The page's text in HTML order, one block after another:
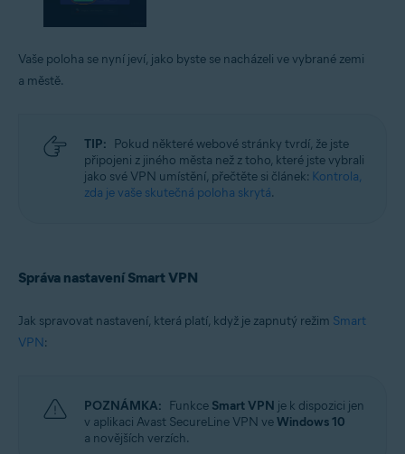
Vaše poloha se nyní jeví, jako byste se nacházeli ve vybrané zemi
a městě.
TIP: Pokud některé webové stránky tvrdí, že jste
připojeni z jiného města než z toho, které jste vybrali
jako své VPN umístění, přečtěte si článek: Kontrola,
zda je vaše skutečná poloha skrytá.
Správa nastavení Smart VPN
Jak spravovat nastavení, která platí, když je zapnutý režim Smart
VPN:
POZNÁMKA: Funkce Smart VPN je k dispozici jen
v aplikaci Avast SecureLine VPN veWindows 10
a novějších verzích.